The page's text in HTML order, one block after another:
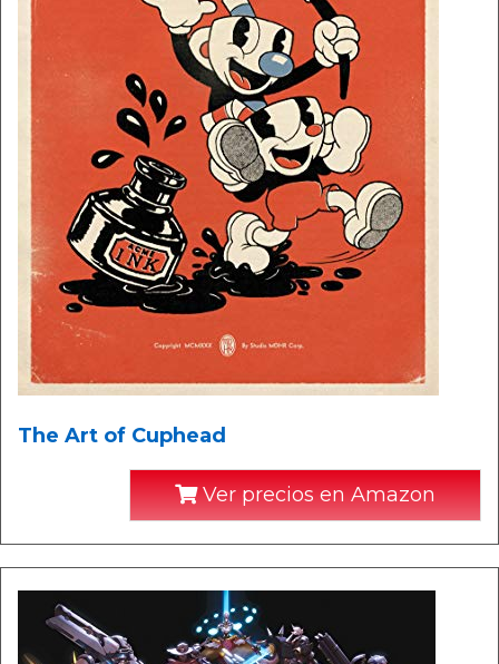
The Art of Cuphead
Ver precios en Amazon